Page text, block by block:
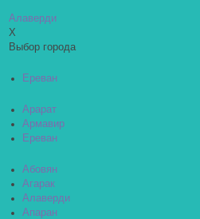
Алаверди
X
Выбор города
Ереван
Арарат
Армавир
Ереван
Абовян
Агарак
Алаверди
Апаран